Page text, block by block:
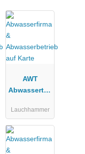
AWT
Abwassertec
Umweltsanie
rung GmbH
Lauchhammer